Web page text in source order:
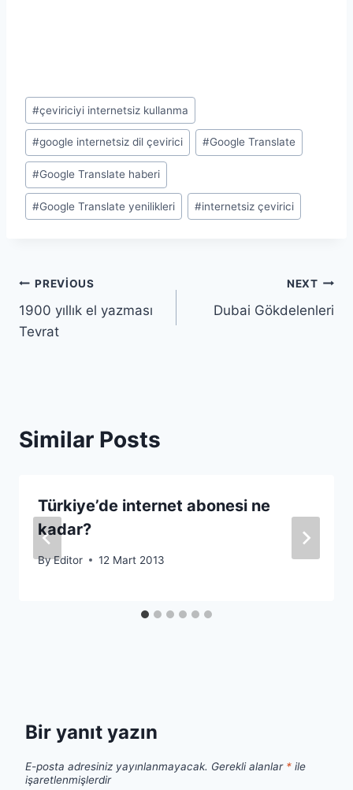
Post
Tags:
#çeviriciyi internetsiz kullanma
#google internetsiz dil çevirici #Google Translate
#Google Translate haberi
#Google Translate yenilikleri #internetsiz çevirici
Yazı
gezinmesi
PREVIOUS
1900 yıllık el yazması
Tevrat
NEXT
Dubai Gökdelenleri
Similar Posts
Türkiye’de internet abonesi ne
kadar?
ByEditor 12 Mart 2013
Bir yanıt yazın
E-posta adresiniz yayınlanmayacak. Gerekli alanlar * ile
işaretlenmişlerdir